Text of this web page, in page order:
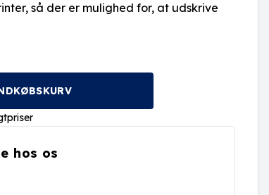
så der er mulighed for, at udskrive
hos os